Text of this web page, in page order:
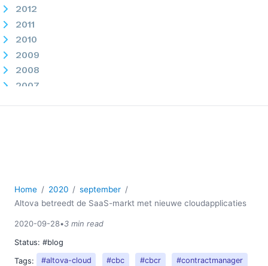
2012
2011
2010
2009
2008
2007
Home 2020
september
Altova betreedt de SaaS-markt met nieuwe cloudapplicaties
2020-09-28•3 min read
Status: #blog
Tags:
#altova-cloud #cbc #cbcr
#contractmanager